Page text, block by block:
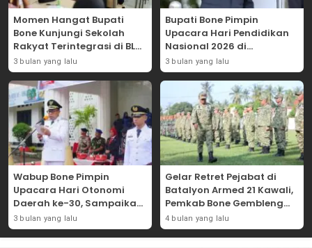
Momen Hangat Bupati
Bone Kunjungi Sekolah
Rakyat Terintegrasi di BLK
Bajoe
3 bulan yang lalu
Bupati Bone Pimpin
Upacara Hari Pendidikan
Nasional 2026 di
Lapangan Merdeka
3 bulan yang lalu
Wabup Bone Pimpin
Upacara Hari Otonomi
Daerah ke-30, Sampaikan
Amanat Mendagri
Wujudkan Asta Cita
3 bulan yang lalu
Gelar Retret Pejabat di
Batalyon Armed 21 Kawali,
Pemkab Bone Gembleng
Kedisiplinan Camat dan
Pimpinan OPD
4 bulan yang lalu